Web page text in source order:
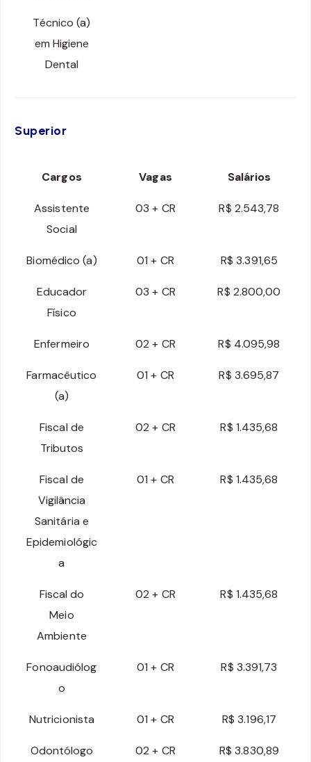
Técnico (a)
em Higiene
Dental
Superior
Cargos Vagas Salários
Assistente
Social
03 + CR R$ 2.543,78
Biomédico (a) 01 + CR R$ 3.391,65
Educador
Físico
03 + CR R$ 2.800,00
Enfermeiro 02 + CR R$ 4.095,98
Farmacêutico
(a)
01 + CR R$ 3.695,87
Fiscal de
Tributos
02 + CR R$ 1.435,68
Fiscal de
Vigilância
Sanitária e
Epidemiológic
a
01 + CR R$ 1.435,68
Fiscal do
Meio
Ambiente
02 + CR R$ 1.435,68
Fonoaudiólog
o
01 + CR R$ 3.391,73
Nutricionista 01 + CR R$ 3.196,17
Odontólogo 02 + CR R$ 3.830,89